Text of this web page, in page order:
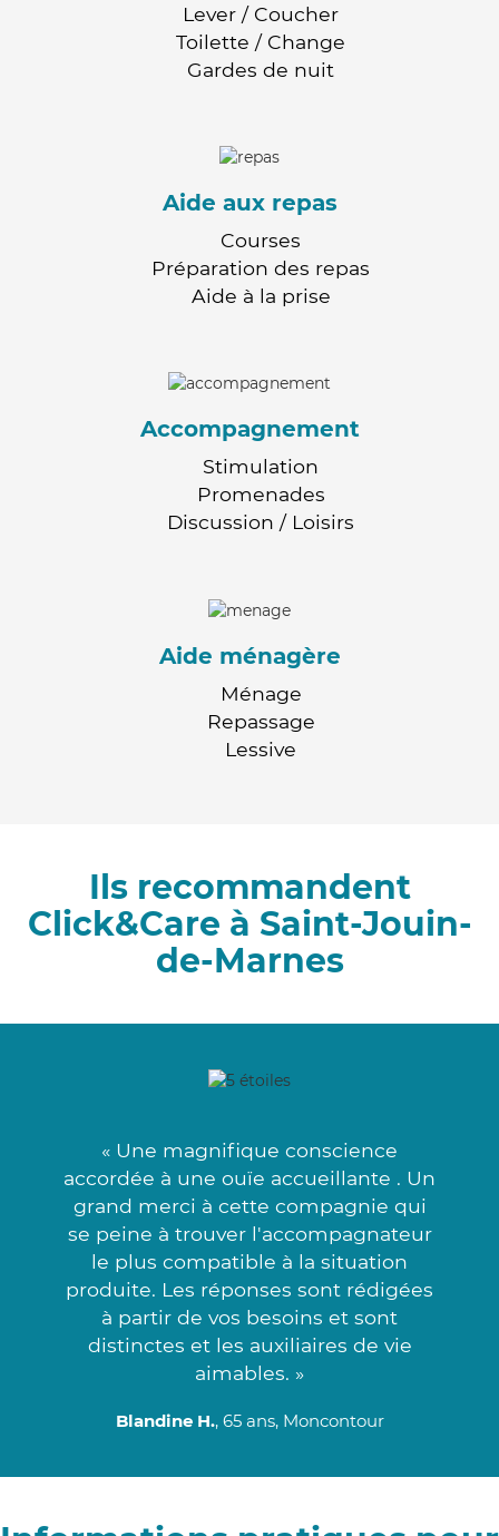
Lever / Coucher
Toilette / Change
Gardes de nuit
Aide aux repas
Courses
Préparation des repas
Aide à la prise
Accompagnement
Stimulation
Promenades
Discussion / Loisirs
Aide ménagère
Ménage
Repassage
Lessive
Ils recommandent
Click&Care à Saint-Jouin-
de-Marnes
« Une magnifique conscience
accordée à une ouïe accueillante . Un
grand merci à cette compagnie qui
se peine à trouver l'accompagnateur
le plus compatible à la situation
produite. Les réponses sont rédigées
à partir de vos besoins et sont
distinctes et les auxiliaires de vie
aimables. »
Blandine H., 65 ans, Moncontour